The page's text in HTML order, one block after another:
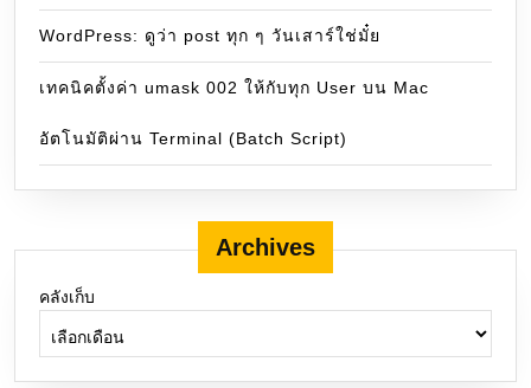
WordPress: ดูว่า post ทุก ๆ วันเสาร์ใช่มั๋ย
เทคนิคตั้งค่า umask 002 ให้กับทุก User บน Mac
อัตโนมัติผ่าน Terminal (Batch Script)
Archives
คลังเก็บ